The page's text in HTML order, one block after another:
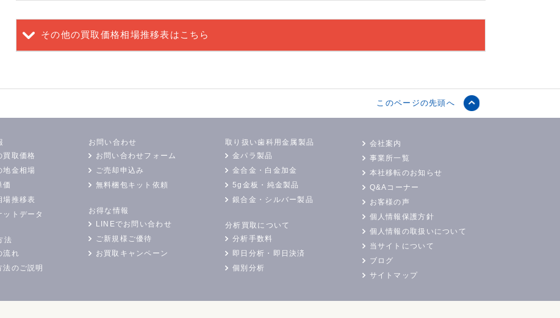
その他の買取価格相場推移表はこちら
このページの先頭へ
買取価格
地金相場
価
場推移表
ットデータ
法
流れ
法のご説明
お問い合わせ
お問い合わせフォーム
ご売却申込み
無料梱包キット依頼
お得な情報
LINEでお問い合わせ
ご新規様ご優待
お買取キャンペーン
取り扱い歯科用金属製品
金パラ製品
金合金・白金加金
5g金板・純金製品
銀合金・シルバー製品
分析買取について
分析手数料
即日分析・即日決済
個別分析
会社案内
事業所一覧
本社移転のお知らせ
Q&Aコーナー
お客様の声
個人情報保護方針
個人情報の取扱いについて
当サイトについて
ブログ
サイトマップ